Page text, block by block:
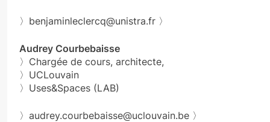
〉benjaminleclercq@unistra.fr 〉
Audrey Courbebaisse
〉Chargée de cours, architecte,
〉UCLouvain
〉Uses&Spaces (LAB)
〉audrey.courbebaisse@uclouvain.be 〉